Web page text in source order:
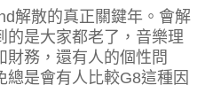
解散的真正關鍵年。會解
的是大家都老了，音樂理
財務，還有人的個性問
是會有人比較G8這種因